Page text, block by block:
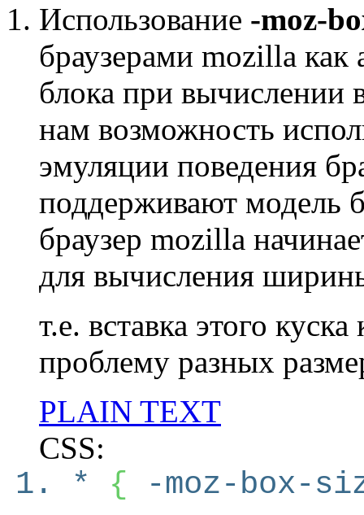
Использование -moz-
браузерами mozilla как
блока при
нам возможность
эмуляции поведения
поддерживают модель
браузер mozilla
для вычисления
т.е. вставка этого
проблему разных
PLAIN TEXT
CSS:
* { -moz-box-